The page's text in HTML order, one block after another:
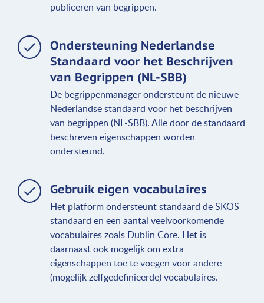
publiceren van begrippen.
Ondersteuning Nederlandse
Standaard voor het Beschrijven
van Begrippen (NL-SBB)
De begrippenmanager ondersteunt de nieuwe
Nederlandse standaard voor het beschrijven
van begrippen (NL-SBB). Alle door de standaard
beschreven eigenschappen worden
ondersteund.
Gebruik eigen vocabulaires
Het platform ondersteunt standaard de SKOS
standaard en een aantal veelvoorkomende
vocabulaires zoals Dublin Core. Het is
daarnaast ook mogelijk om extra
eigenschappen toe te voegen voor andere
(mogelijk zelfgedefinieerde) vocabulaires.